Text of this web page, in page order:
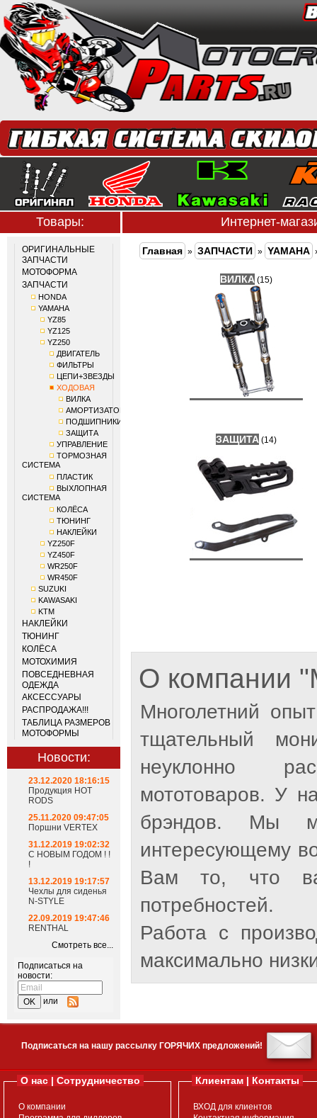
Товары: Интернет-
ОРИГИНАЛЬНЫЕ
ЗАПЧАСТИ
МОТОФОРМА
ЗАПЧАСТИ
HONDA
YAMAHA
YZ85
YZ125
YZ250
ДВИГАТЕЛЬ
ФИЛЬТРЫ
ЦЕПИ+ЗВЕЗДЫ
ХОДОВАЯ
ВИЛКА
АМОРТИЗАТОР
ПОДШИПНИКИ
ЗАЩИТА
УПРАВЛЕНИЕ
ТОРМОЗНАЯ
СИСТЕМА
ПЛАСТИК
ВЫХЛОПНАЯ
СИСТЕМА
КОЛЁСА
ТЮНИНГ
НАКЛЕЙКИ
YZ250F
YZ450F
WR250F
WR450F
SUZUKI
KAWASAKI
KTM
НАКЛЕЙКИ
ТЮНИНГ
КОЛЁСА
МОТОХИМИЯ
ПОВСЕДНЕВНАЯ
ОДЕЖДА
АКСЕССУАРЫ
РАСПРОДАЖА!!!
ТАБЛИЦА РАЗМЕРОВ
МОТОФОРМЫ
Новости:
23.12.2020 18:16:15
Продукция HOT
RODS
25.11.2020 09:47:05
Поршни VERTEX
31.12.2019 19:02:32
С НОВЫМ ГОДОМ ! !
!
13.12.2019 19:17:57
Чехлы для сиденья
N-STYLE
22.09.2019 19:47:46
RENTHAL
Смотреть все...
Подписаться на
новости:
или
Главная » ЗАПЧАСТИ » YAMAHA
ВИЛКА (15)
ЗАЩИТА (14)
О компании
Многолетний
тщательный
неуклонно
мототоваров. У
брэндов. Мы
интересующему
Вам то, что
потребностей.
Работа с
максимально
Подписаться на нашу рассылку ГОРЯЧИХ предложений!
О нас | Сотрудничество
О компании
Клиентам | Контакты
ВХОД для клиентов